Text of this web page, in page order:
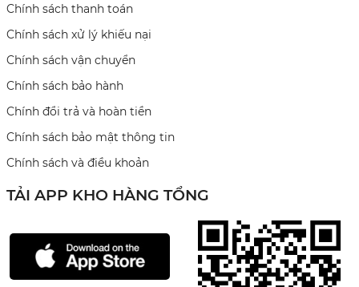
Chính sách thanh toán
Chính sách xử lý khiếu nại
Chính sách vận chuyển
Chính sách bảo hành
Chính đổi trả và hoàn tiền
Chính sách bảo mật thông tin
Chính sách và điều khoản
TẢI APP KHO HÀNG TỔNG